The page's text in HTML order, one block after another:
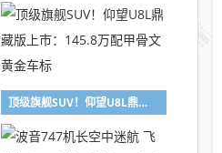
顶级旗舰SUV！仰望U8L鼎藏版上市：145.8万配甲骨文黄金车标